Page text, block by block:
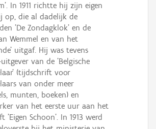
In 1911 richtte hij zijn eigen
op, die al dadelijk de
'De Zondagklok' en de
Wemmel en van het
uitgaf. Hij was tevens
van de 'Belgische
(tijdschrift voor
van onder meer
munten, boeken) en
van het eerste uur aan het
'Eigen Schoon'. In 1913 werd